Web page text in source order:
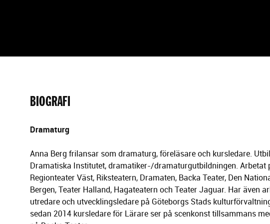
g
BIOGRAFI
Dramaturg
Anna Berg frilansar som dramaturg, föreläsare och kursledare.
Dramatiska Institutet, dramatiker-/dramaturgutbildningen. Arbetat
Regionteater Väst, Riksteatern, Dramaten, Backa Teater, Den
Bergen, Teater Halland, Hagateatern och Teater Jaguar. Har även
utredare och utvecklingsledare på Göteborgs Stads
sedan 2014 kursledare för Lärare ser på scenkonst tillsammans